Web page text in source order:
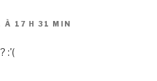
À 17 H 31 MIN
:'(